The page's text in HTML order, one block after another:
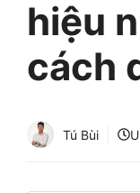
hiệu
cách
Tú Bùi